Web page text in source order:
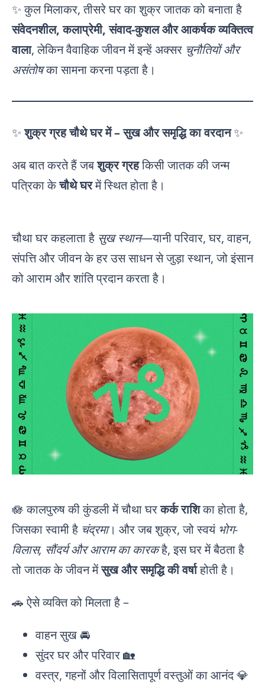
✨ कुल मिलाकर, तीसरे घर का शुक्र जातक को बनाता है
संवेदनशील, कलाप्रेमी, संवाद-कुशल और आकर्षक व्यक्तित्व
वाला, लेकिन वैवाहिक जीवन में इन्हें अक्सर चुनौतियों और
असंतोषका सामना करना पड़ता है।
✨शुक्र ग्रह चौथे घर में – सुख और समृद्धि का वरदान✨
अब बात करते हैं जबशुक्र ग्रहकिसी जातक की जन्म
पत्रिका केचौथे घरमें स्थित होता है।
चौथा घर कहलाता है सुख स्थान—यानी परिवार, घर, वाहन,
संपत्ति और जीवन के हर उस साधन से जुड़ा स्थान, जो इंसान
को आराम और शांति प्रदान करता है।
🪷 कालपुरुष की कुंडली में चौथा घरकर्क राशिका होता है,
जिसका स्वामी है चंद्रमा। और जब शुक्र, जो स्वयं भोग-
विलास, सौंदर्य और आराम का कारकहै, इस घर में बैठता है
तो जातक के जीवन मेंसुख और समृद्धि की वर्षाहोती है।
🚗 ऐसे व्यक्ति को मिलता है –
वाहन सुख 🚘
सुंदर घर और परिवार 🏡
वस्त्र, गहनों और विलासितापूर्ण वस्तुओं का आनंद 💎